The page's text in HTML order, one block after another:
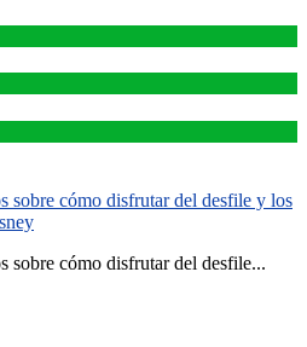
sobre cómo disfrutar del desfile y los
sobre cómo disfrutar del desfile...